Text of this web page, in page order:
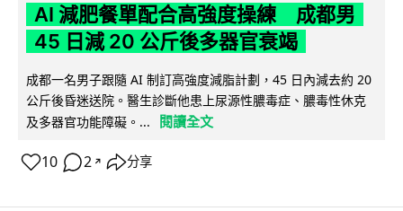
AI 減肥餐單配合高強度操練 成都男
45 日減 20 公斤後多器官衰竭
成都一名男子跟隨 AI 制訂高強度減脂計劃，45 日內減去約 20
公斤後昏迷送院。醫生診斷他患上尿源性膿毒症、膿毒性休克
及多器官功能障礙。...
閱讀全文
10 2 ↗ 分享